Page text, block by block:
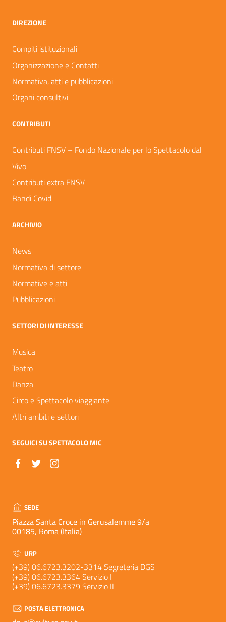
DIREZIONE
Compiti istituzionali
Organizzazione e Contatti
Normativa, atti e pubblicazioni
Organi consultivi
CONTRIBUTI
Contributi FNSV – Fondo Nazionale per lo Spettacolo dal
Vivo
Contributi extra FNSV
Bandi Covid
ARCHIVIO
News
Normativa di settore
Normative e atti
Pubblicazioni
SETTORI DI INTERESSE
Musica
Teatro
Danza
Circo e Spettacolo viaggiante
Altri ambiti e settori
SEGUICI SU SPETTACOLO MIC
SEDE
Piazza Santa Croce in Gerusalemme 9/a
00185, Roma (Italia)
URP
(+39) 06.6723.3202-3314 Segreteria DGS
(+39) 06.6723.3364 Servizio I
(+39) 06.6723.3379 Servizio II
POSTA ELETTRONICA